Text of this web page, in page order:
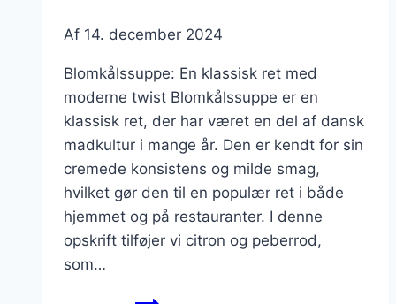
Af 14. december 2024
Blomkålssuppe: En klassisk ret med
moderne twist Blomkålssuppe er en
klassisk ret, der har været en del af dansk
madkultur i mange år. Den er kendt for sin
cremede konsistens og milde smag,
hvilket gør den til en populær ret i både
hjemmet og på restauranter. I denne
opskrift tilføjer vi citron og peberrod,
som…